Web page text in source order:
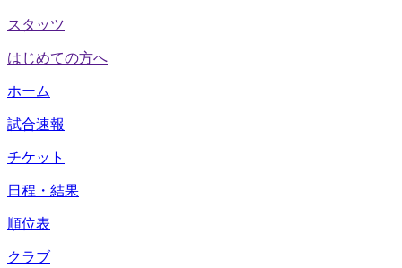
スタッツ
はじめての方へ
ホーム
試合速報
チケット
日程・結果
順位表
クラブ